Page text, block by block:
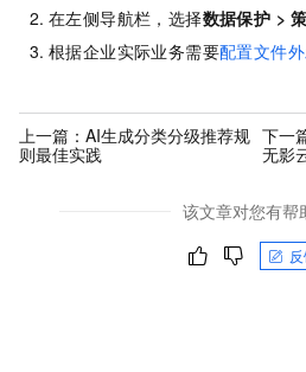
在左侧导航栏，选择数据保护 >
根据企业实际业务需要配置文件
上一篇： AI生成分类分级推荐规
则最佳实践
下一
无影
该文章对您有帮